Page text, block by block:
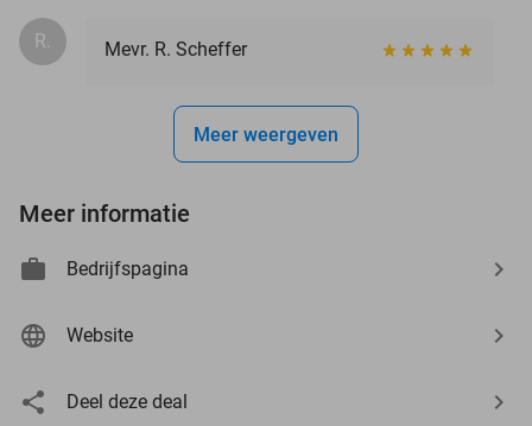
R. Mevr. R. Scheffer
Meer weergeven
Meer informatie
Bedrijfspagina
Website
Deel deze deal